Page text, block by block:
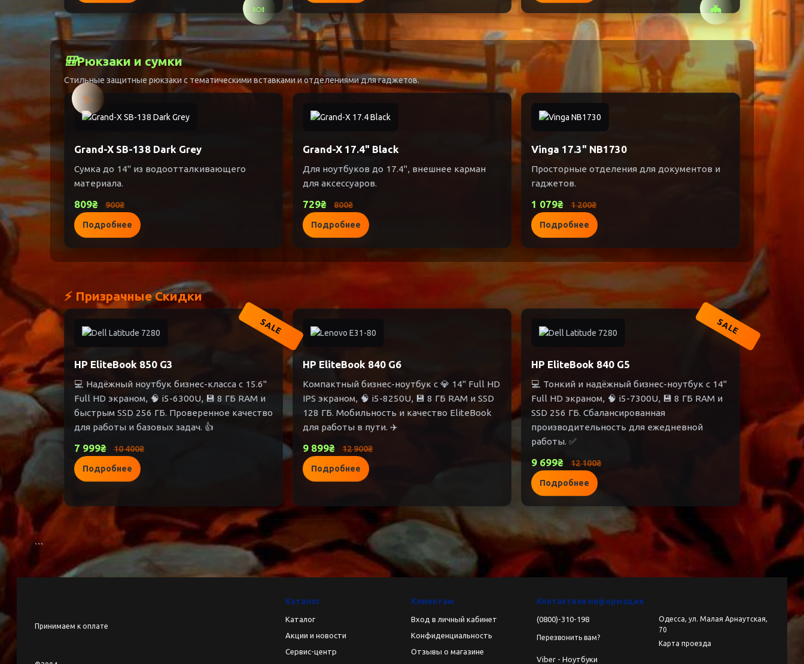
🍬 🦇
🎒Рюкзаки и сумки
Стильные защитные рюкзаки с тематическими вставками и отделениями для гаджетов.
✨
Grand-X SB-138 Dark Grey
Сумка до 14" из водоотталкивающего
материала.
809₴ 900₴
Подробнее
Grand-X 17.4" Black
Для ноутбуков до 17.4", внешнее карман
для аксессуаров.
729₴ 800₴
Подробнее
Vinga 17.3" NB1730
Просторные отделения для документов и
гаджетов.
1 079₴ 1 200₴
Подробнее
⚡ Призрачные Скидки
SALE
HP EliteBook 850 G3
💻 Надёжный ноутбук бизнес-класса с 15.6"
Full HD экраном, 🧠 i5-6300U, 💾 8 ГБ RAM и
быстрым SSD 256 ГБ. Проверенное качество
для работы и базовых задач. 👍
7 999₴ 10 400₴
Подробнее
HP EliteBook 840 G6
Компактный бизнес-ноутбук с 💎 14" Full HD
IPS экраном, 🧠 i5-8250U, 💾 8 ГБ RAM и SSD
128 ГБ. Мобильность и качество EliteBook
для работы в пути. ✈️
9 899₴ 12 900₴
Подробнее
SALE
HP EliteBook 840 G5
💻 Тонкий и надёжный бизнес-ноутбук с 14"
Full HD экраном, 🧠 i5-7300U, 💾 8 ГБ RAM и
SSD 256 ГБ. Сбалансированная
производительность для ежедневной
работы. ✅
9 699₴ 12 100₴
Подробнее
```
Принимаем к оплате
Каталог
Каталог
Акции и новости
Сервис-центр
Клиентам
Вход в личный кабинет
Конфиденциальность
Отзывы о магазине
Контактная информация
(0800)-310-198
Перезвонить вам?
Viber - Ноутбуки
Одесса, ул. Малая Арнаутская,
70
Карта проезда